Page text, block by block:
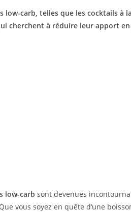
low-carb, telles que les cocktails
cherchent à réduire leur apport
low-carb sont devenues
vous soyez en quête d’une